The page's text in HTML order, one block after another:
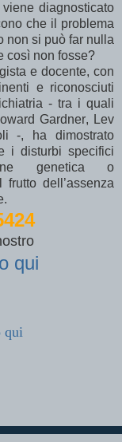
diagnosticato
che il problema
non si può far nulla
così non fosse?
e docente, con
e riconosciuti
- tra i quali
Gardner, Lev
-, ha dimostrato
i disturbi specifici
genetica o
dell’assenza
qui
qui